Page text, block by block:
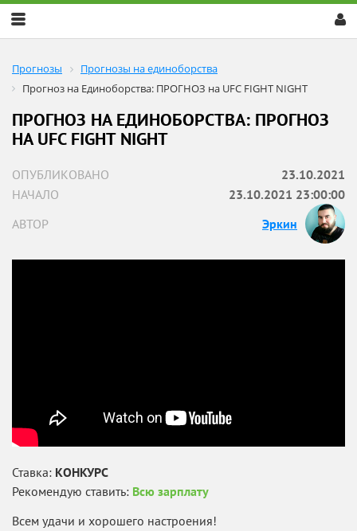
Скрыть
меню
Прогнозы
Прогнозы на единоборства
Прогноз на Единоборства: ПРОГНОЗ на UFC FIGHT NIGHT
ПРОГНОЗ НА ЕДИНОБОРСТВА: ПРОГНОЗ
НА UFC FIGHT NIGHT
ОПУБЛИКОВАНО
23.10.2021
НАЧАЛО
23.10.2021 23:00:00
АВТОР
Эркин
Ставка: КОНКУРС
Рекомендую ставить: Всю зарплату
Всем удачи и хорошего настроения!